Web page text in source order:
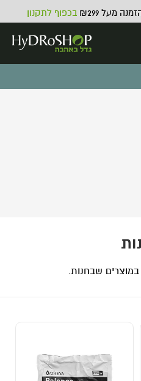
מעל ₪299 בכפוף לתקנון
שבחנות.